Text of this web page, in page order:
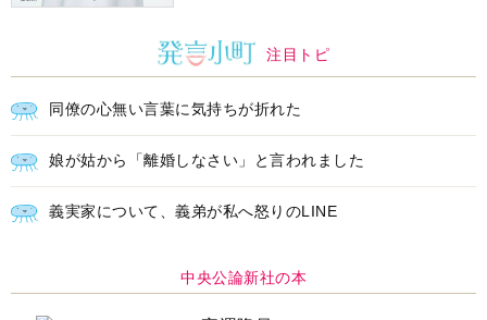
インフォメーション
ＡＩで始める遺言を書く前の準
耳にすっぽり！オーティコン補